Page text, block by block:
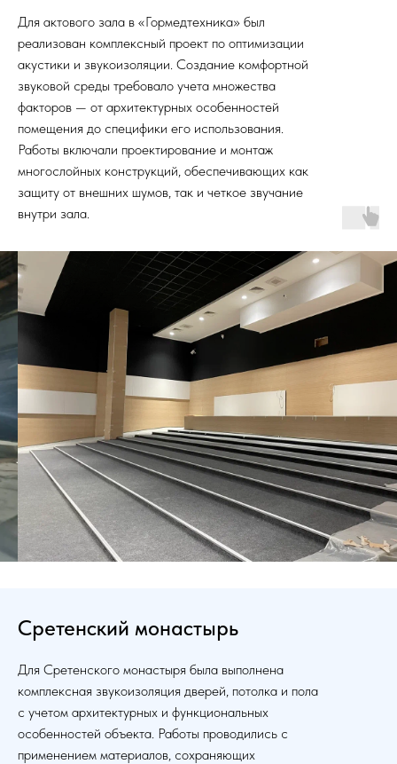
Для актового зала в «Гормедтехника» был
реализован комплексный проект по оптимизации
акустики и звукоизоляции. Создание комфортной
звуковой среды требовало учета множества
факторов — от архитектурных особенностей
помещения до специфики его использования.
Работы включали проектирование и монтаж
многослойных конструкций, обеспечивающих как
защиту от внешних шумов, так и четкое звучание
внутри зала.
Сретенский монастырь
Для Сретенского монастыря была выполнена
комплексная звукоизоляция дверей, потолка и пола
с учетом архитектурных и функциональных
особенностей объекта. Работы проводились с
применением материалов, сохраняющих